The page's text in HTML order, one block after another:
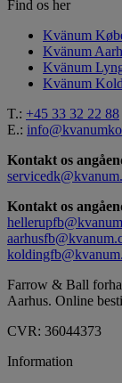
Find os her
Kvänum
Kvänum
Kvänum
Kvänum
T.: +45 33 32 22 88
E.:
Kontakt os
Kontakt os
Farrow & Ball
Aarhus. Online
CVR: 36044373
Information